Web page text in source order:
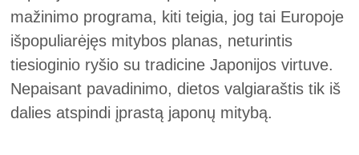
mažinimo programa, kiti teigia, jog tai Europoje
išpopuliarėjęs mitybos planas, neturintis
tiesioginio ryšio su tradicine Japonijos virtuve.
Nepaisant pavadinimo, dietos valgiaraštis tik iš
dalies atspindi įprastą japonų mitybą.